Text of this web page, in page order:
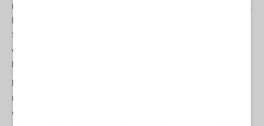
migliorando significativamente l'efficienza dei tempi di rotazione",
SITC Container Lines (Shanghai) Co., Ltd., aggiungendo che, in
qualità di membro dell'associazione, l'azienda ha riscontrato
mettere a fattor comune le risorse globali ed a esplorare modelli
di sviluppo coordinato che connettano porti, città, industrie e